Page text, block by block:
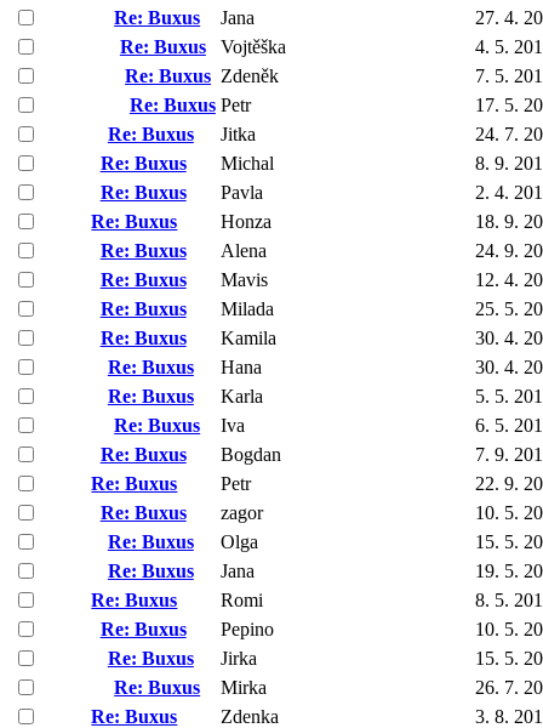
Re: Buxus
Jana
27. 4.
Re: Buxus
Vojtěška
4. 5.
Re: Buxus Zdeněk
7. 5.
Re: Buxus Petr
17. 5.
Re: Buxus
Jitka
24. 7.
Re: Buxus
Michal
8. 9.
Re: Buxus
Pavla
2. 4.
Re: Buxus
Honza
18. 9.
Re: Buxus
Alena
24. 9.
Re: Buxus
Mavis
12. 4.
Re: Buxus
Milada
25. 5.
Re: Buxus
Kamila
30. 4.
Re: Buxus
Hana
30. 4.
Re: Buxus
Karla
5. 5.
Re: Buxus
Iva
6. 5.
Re: Buxus
Bogdan
7. 9.
Re: Buxus
Petr
22. 9.
Re: Buxus
zagor
10. 5.
Re: Buxus
Olga
15. 5.
Re: Buxus
Jana
19. 5.
Re: Buxus
Romi
8. 5.
Re: Buxus
Pepino
10. 5.
Re: Buxus
Jirka
15. 5.
Re: Buxus
Mirka
26. 7.
Re: Buxus
Zdenka
3. 8.